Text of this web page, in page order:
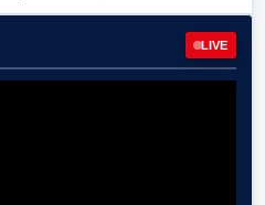
LIVE